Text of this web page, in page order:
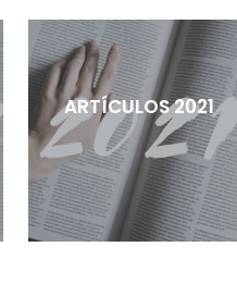
ARTÍCULOS 2021